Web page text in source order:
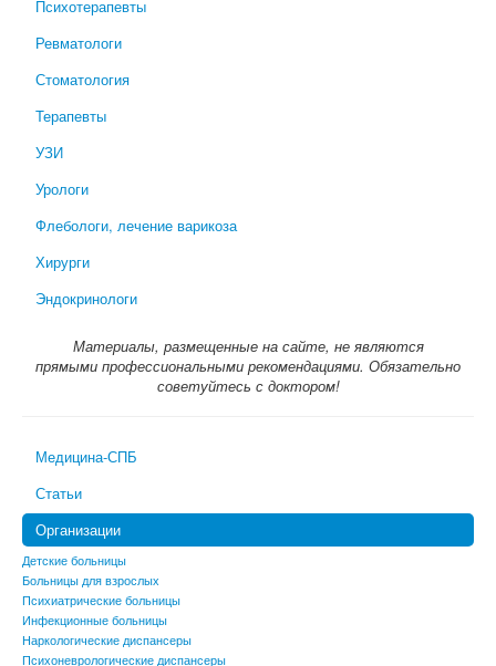
Психотерапевты
Ревматологи
Стоматология
Терапевты
УЗИ
Урологи
Флебологи, лечение варикоза
Хирурги
Эндокринологи
Материалы, размещенные на сайте, не являются
прямыми профессиональными рекомендациями. Обязательно
советуйтесь с доктором!
Медицина-СПБ
Статьи
Организации
Детские больницы
Больницы для взрослых
Психиатрические больницы
Инфекционные больницы
Наркологические диспансеры
Психоневрологические диспансеры